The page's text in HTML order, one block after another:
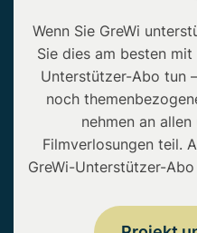
Wenn Sie GreWi
Sie dies am besten
Unterstützer-Abo tun
noch
nehmen an
Filmverlosungen teil.
GreWi-Unterstützer-